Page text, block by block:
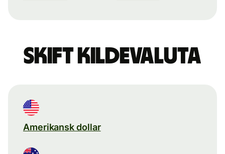
Skift kildevaluta
Amerikansk dollar